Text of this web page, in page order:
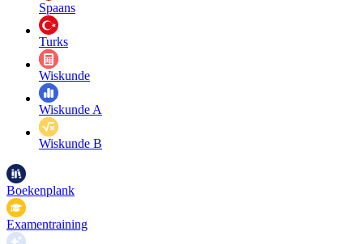
Spaans
Turks
Wiskunde
Wiskunde A
Wiskunde B
Boekenplank
Examentraining